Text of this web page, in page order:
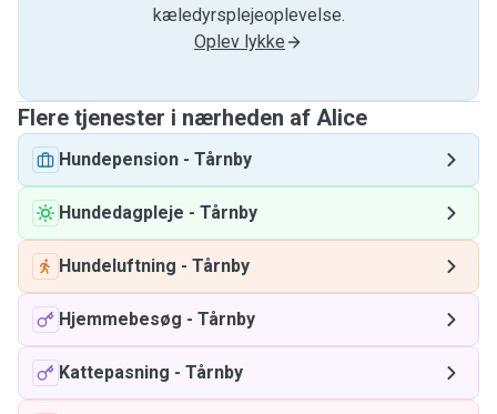
kæledyrsplejeoplevelse.
Oplev lykke
Flere tjenester i nærheden af ​​Alice
Hundepension - Tårnby
Hundedagpleje - Tårnby
Hundeluftning - Tårnby
Hjemmebesøg - Tårnby
Kattepasning - Tårnby